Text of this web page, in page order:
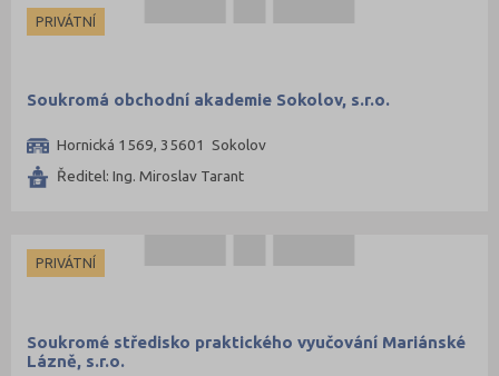
PRIVÁTNÍ
Soukromá obchodní akademie Sokolov, s.r.o.
Hornická 1569, 35601 Sokolov
Ředitel: Ing. Miroslav Tarant
PRIVÁTNÍ
Soukromé středisko praktického vyučování Mariánské
Lázně, s.r.o.